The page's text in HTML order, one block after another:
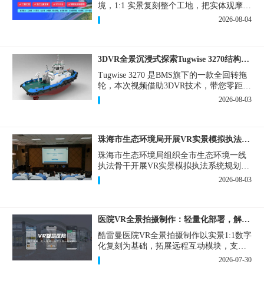
境，1:1 实景复刻整个工地，把实体观摩会
完整搬到云端线上，兼顾线下实体观摩与
线上云观摩双重需求，为施工单位、建设
2026-08-04
3DVR全景沉浸式探索Tugwise 3270结构一览
Tugwise 3270 是BMS旗下的一款全回转拖
轮，本次视频借助3DVR技术，带您零距离
透视这艘拖轮的内外构造，沉浸式探索每
一处细节。
2026-08-03
珠海市生态环境局开展VR实景模拟执法专题培训
珠海市生态环境局组织全市生态环境一线
执法骨干开展VR实景模拟执法系统规划建
设和教学培训，持续推进科技赋能生态环
境执法，夯实队伍办案“基本功”。
2026-08-03
医院VR全景拍摄制作：轻量化部署，解决医患真实痛点
酷雷曼医院VR全景拍摄制作以实景1:1数字
化复刻为基础，拓展远程互动模块，支持
定制，轻量化搭建部署，可挂载在公众
号、官网等线上平台。
2026-07-30